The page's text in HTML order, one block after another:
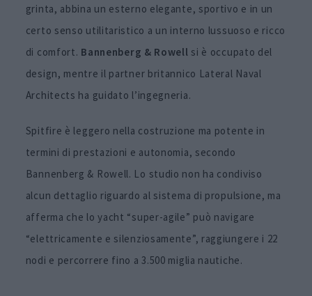
grinta, abbina un esterno elegante, sportivo e in un
certo senso utilitaristico a un interno lussuoso e ricco
di comfort. Bannenberg & Rowell si è occupato del
design, mentre il partner britannico Lateral Naval
Architects ha guidato l’ingegneria.
Spitfire è leggero nella costruzione ma potente in
termini di prestazioni e autonomia, secondo
Bannenberg & Rowell. Lo studio non ha condiviso
alcun dettaglio riguardo al sistema di propulsione, ma
afferma che lo yacht “super-agile” può navigare
“elettricamente e silenziosamente”, raggiungere i 22
nodi e percorrere fino a 3.500 miglia nautiche.